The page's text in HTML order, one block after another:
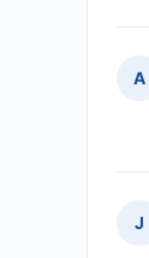
A
J